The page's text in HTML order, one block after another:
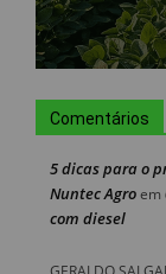
Comentários
5 dicas para o
Nuntec Agroem
com diesel